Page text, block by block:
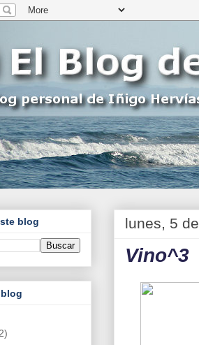
lunes, 5
Vino^3
blog